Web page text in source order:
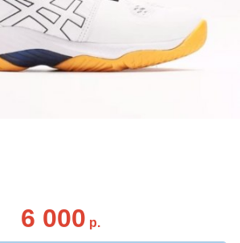
6 000 р.